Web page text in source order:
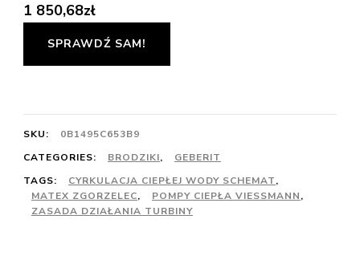
1 850,68zł
SPRAWDŹ SAM!
SKU:
0B1495C653B9
CATEGORIES:
BRODZIKI,
GEBERIT
TAGS:
CYRKULACJA CIEPŁEJ WODY SCHEMAT,
MATEX ZGORZELEC, POMPY CIEPŁA VIESSMANN,
ZASADA DZIAŁANIA TURBINY